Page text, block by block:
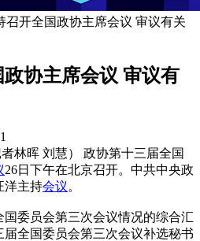
召开全国政协主席会议 审议有关
协主席会议 审议有
林晖 刘慧） 政协第十三届全国
26日下午在北京召开。中共中央政
洋主持会议。
委员会第三次会议情况的综合汇
全国委员会第三次会议补选秘书